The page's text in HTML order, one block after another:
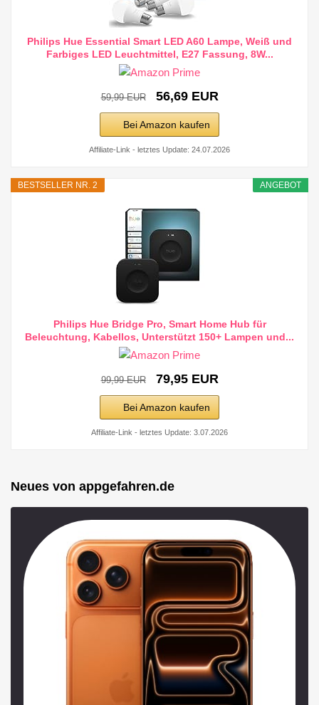
Philips Hue Essential Smart LED A60 Lampe, Weiß und
Farbiges LED Leuchtmittel, E27 Fassung, 8W...
59,99 EUR 56,69 EUR
Bei Amazon kaufen
Affiliate-Link - letztes Update: 24.07.2026
ANGEBOT
BESTSELLER NR. 2
Philips Hue Bridge Pro, Smart Home Hub für
Beleuchtung, Kabellos, Unterstützt 150+ Lampen und...
99,99 EUR 79,95 EUR
Bei Amazon kaufen
Affiliate-Link - letztes Update: 3.07.2026
Neues von appgefahren.de